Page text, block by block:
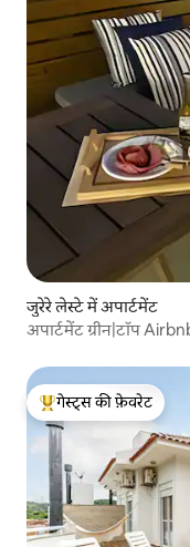
जुरेरे लेस्टे में अपार्टमेंट
अपार्टमेंट ग्रीन|टॉप
गेस्ट्स का टॉप फ़ेवरेट
गेस्ट्स की फ़ेवरेट